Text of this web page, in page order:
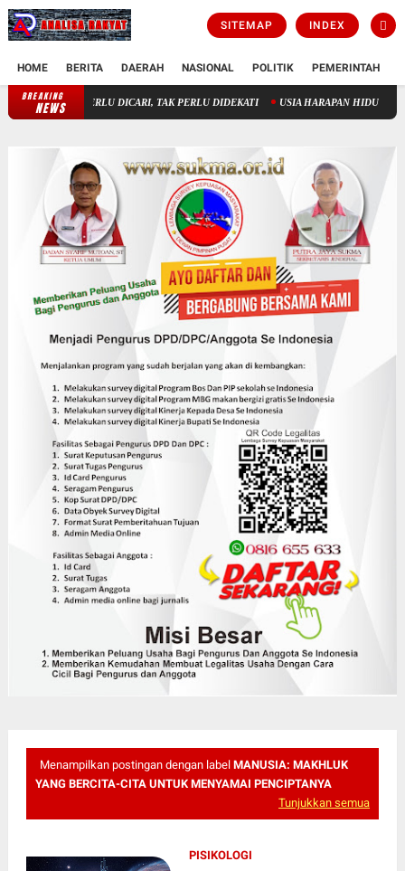
SITEMAP INDEX
HOME BERITA DAERAH NASIONAL POLITIK PEMERINTAH
BREAKING
NEWS KAU KIRA TUHAN ITU BODOH !!! TUHAN TAK PERLU DICARI,
Menampilkan postingan dengan label MANUSIA: MAKHLUK
YANG BERCITA-CITA UNTUK MENYAMAI PENCIPTANYA
Tunjukkan semua
PISIKOLOGI